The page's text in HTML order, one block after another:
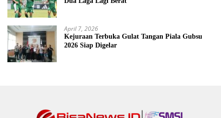
April 7, 2026
Kejuraan Terbuka Gulat Tangan Piala Gubsu
2026 Siap Digelar